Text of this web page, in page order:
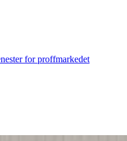
for proffmarkedet